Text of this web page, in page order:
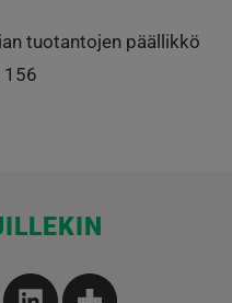
tuotantojen päällikkö
156